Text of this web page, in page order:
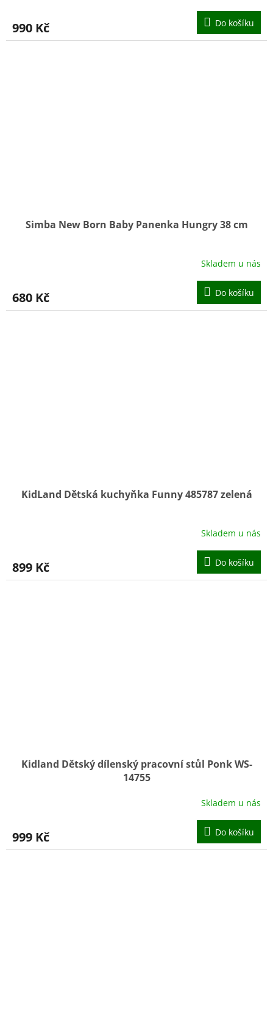
990 Kč Do košíku
Simba New Born Baby Panenka Hungry 38 cm
Skladem u nás
680 Kč Do košíku
KidLand Dětská kuchyňka Funny 485787 zelená
Skladem u nás
899 Kč Do košíku
Kidland Dětský dílenský pracovní stůl Ponk WS-
14755
Skladem u nás
999 Kč Do košíku